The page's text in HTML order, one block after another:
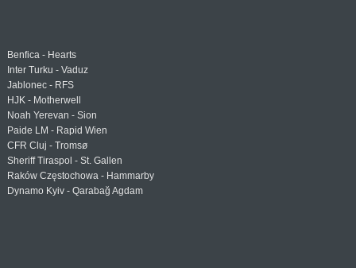
Benfica - Hearts
Inter Turku - Vaduz
Jablonec - RFS
HJK - Motherwell
Noah Yerevan - Sion
Paide LM - Rapid Wien
CFR Cluj - Tromsø
Sheriff Tiraspol - St. Gallen
Raków Częstochowa - Hammarby
Dynamo Kyiv - Qarabağ Agdam